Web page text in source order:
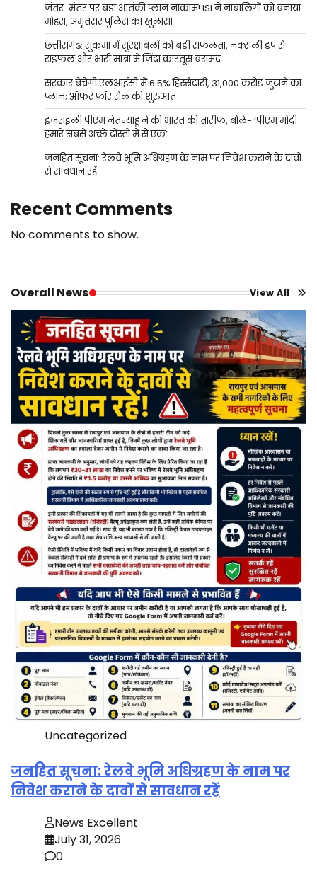
जंतर-मंतर पर बड़ा आतंकी प्लान नाकाम! ISI ने नाबालिगों को बनाया
मोहरा, अमृतसर पुलिस का खुलासा
छत्तीसगढ़: सुकमा में सुरक्षाबलों को बड़ी सफलता, नक्सली डंप से
राइफल और भारी मात्रा में जिंदा कारतूस बरामद
सरकार बेचेगी एलआईसी में 6.5% हिस्सेदारी, 31,000 करोड़ जुटाने का
प्लान; ऑफर फॉर सेल की शुरुआत
इजराइली पीएम नेतन्याहू ने की भारत की तारीफ, बोले- ‘पीएम मोदी
हमारे सबसे अच्छे दोस्तों में से एक’
जनहित सूचना: रेलवे भूमि अधिग्रहण के नाम पर निवेश कराने के दावों
से सावधान रहें
Recent Comments
No comments to show.
Overall News View All
Uncategorized
जनहित सूचना: रेलवे भूमि अधिग्रहण के नाम पर
निवेश कराने के दावों से सावधान रहें
News Excellent
July 31, 2026
0